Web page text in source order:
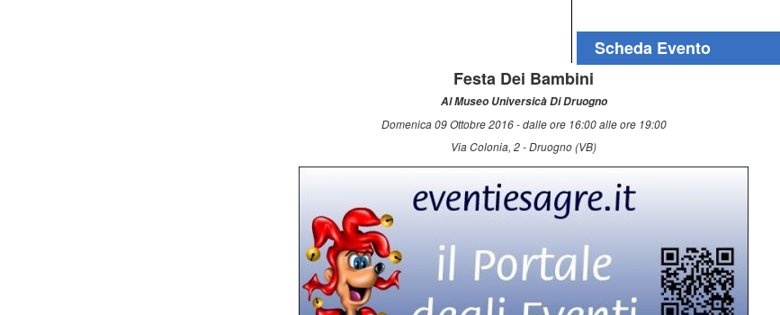
Scheda Evento
Festa Dei Bambini
Al Museo Universicà Di Druogno
Domenica 09 Ottobre 2016 - dalle ore 16:00 alle ore 19:00
Via Colonia, 2 - Druogno (VB)